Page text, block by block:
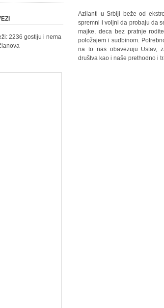
Azilanti u Srbiji beže od
spremni i voljni da probaju da
majke, deca bez pratnje
položajem i sudbinom.
na to nas obavezuju Ustav,
društva kao i naše prethodno i
2236 gostiju i nema